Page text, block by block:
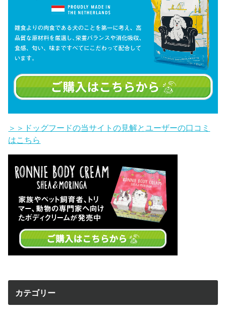
＞＞ドッグフードの当サイトの見解とユーザーの口コミ
はこちら
カテゴリー